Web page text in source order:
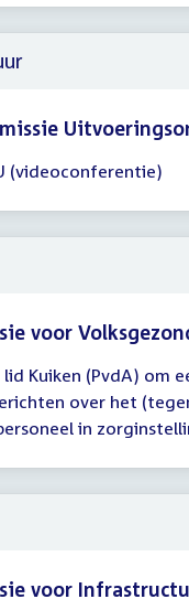
(videoconferentie)
voor
Kuiken (PvdA) om
over het
in
voor